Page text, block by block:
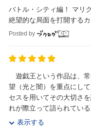
バトル・シティ編！ マリ
絶望的な局面を打開する
Posted by
遊戯王という作品は、
望（光と闇）を重点にし
セスを用いてその大切さ
れが際立って語られてい
表示する